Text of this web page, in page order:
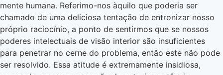
mente humana. Referimo-nos àquilo que poderia ser
chamado de uma deliciosa tentação de entronizar nosso
próprio raciocínio, a ponto de sentirmos que se nossos
poderes intelectuais de visão interior são insuficientes
para penetrar no cerne do problema, então este não pode
ser resolvido. Essa atitude é extremamente insidiosa,